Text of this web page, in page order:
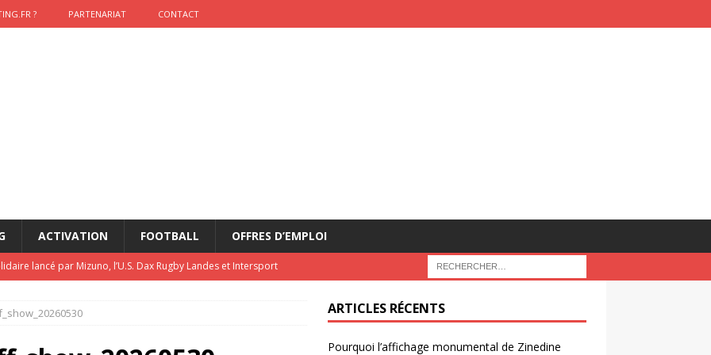
? PARTENARIAT CONTACT
ACTIVATION FOOTBALL OFFRES D’EMPLOI
lancé par Mizuno, l’U.S. Dax Rugby Landes et Intersport
: vendre une sensation plutôt qu’un chrono
: pourquoi le sponsor officiel a perdu la finale
ARTICLES RÉCENTS
Pourquoi l’affichage monumental de Zinedine